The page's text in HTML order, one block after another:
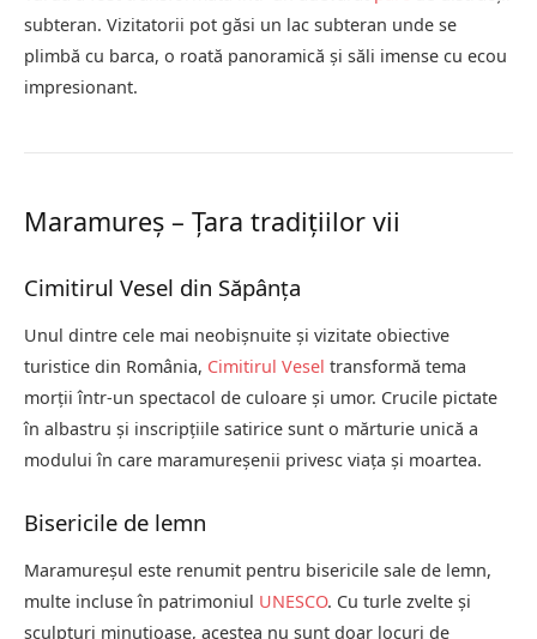
subteran. Vizitatorii pot găsi un lac subteran unde se
plimbă cu barca, o roată panoramică și săli imense cu ecou
impresionant.
Maramureș – Țara tradițiilor vii
Cimitirul Vesel din Săpânța
Unul dintre cele mai neobișnuite și vizitate obiective
turistice din România, Cimitirul Vesel transformă tema
morții într-un spectacol de culoare și umor. Crucile pictate
în albastru și inscripțiile satirice sunt o mărturie unică a
modului în care maramureșenii privesc viața și moartea.
Bisericile de lemn
Maramureșul este renumit pentru bisericile sale de lemn,
multe incluse în patrimoniul UNESCO. Cu turle zvelte și
sculpturi minuțioase, acestea nu sunt doar locuri de